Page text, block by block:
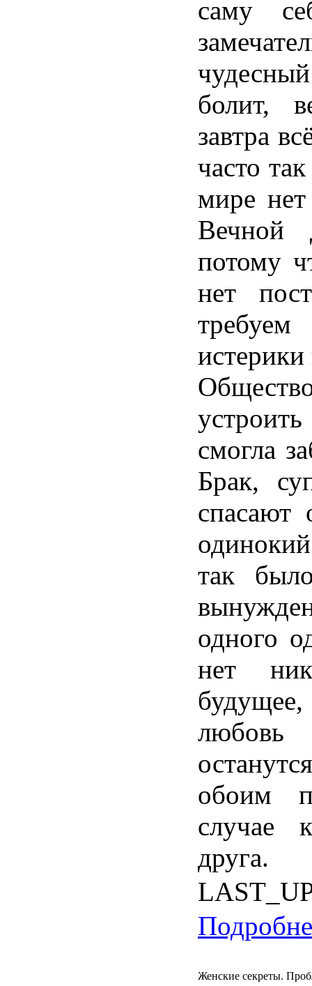
саму
чудесный
болит,
завтра
часто
мире
Вечной
потому
нет
требуем
истерики
устроить
смогла
Брак,
спасают
одинокий
так
одного
нет
будущее
любовь
останутся
обоим
случае
друга.
Женские секреты.